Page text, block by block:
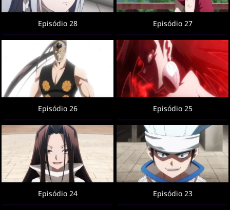
Episódio 28 Episódio 27
Episódio 26 Episódio 25
Episódio 24 Episódio 23